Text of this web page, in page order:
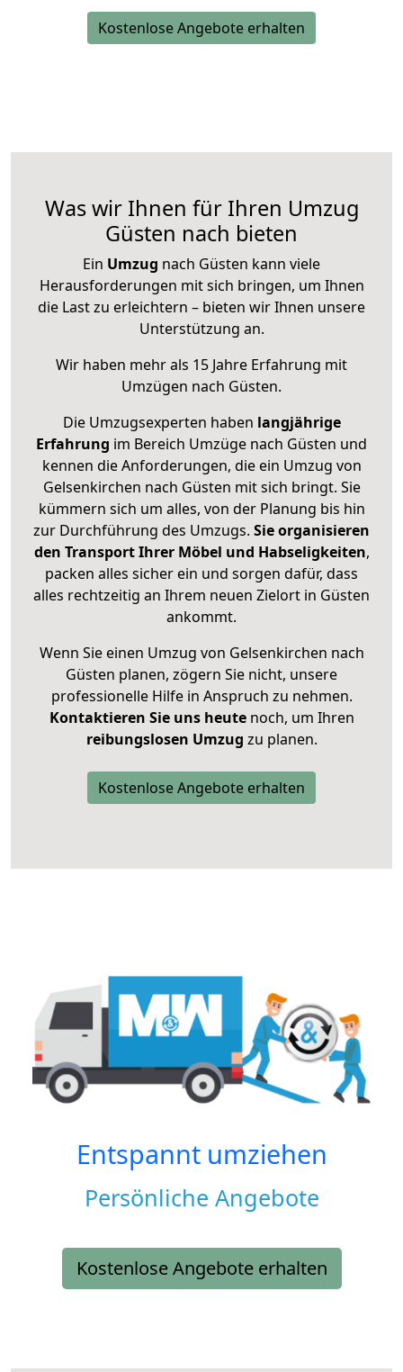
Kostenlose Angebote erhalten
Was wir Ihnen für Ihren Umzug
Güsten nach bieten
Ein Umzug nach Güsten kann viele
Herausforderungen mit sich bringen, um Ihnen
die Last zu erleichtern – bieten wir Ihnen unsere
Unterstützung an.
Wir haben mehr als 15 Jahre Erfahrung mit
Umzügen nach Güsten.
Die Umzugsexperten haben langjährige
Erfahrung im Bereich Umzüge nach Güsten und
kennen die Anforderungen, die ein Umzug von
Gelsenkirchen nach Güsten mit sich bringt. Sie
kümmern sich um alles, von der Planung bis hin
zur Durchführung des Umzugs. Sie organisieren
den Transport Ihrer Möbel und Habseligkeiten,
packen alles sicher ein und sorgen dafür, dass
alles rechtzeitig an Ihrem neuen Zielort in Güsten
ankommt.
Wenn Sie einen Umzug von Gelsenkirchen nach
Güsten planen, zögern Sie nicht, unsere
professionelle Hilfe in Anspruch zu nehmen.
Kontaktieren Sie uns heutenoch, um Ihren
reibungslosen Umzug zu planen.
Kostenlose Angebote erhalten
Entspannt umziehen
Persönliche Angebote
Kostenlose Angebote erhalten